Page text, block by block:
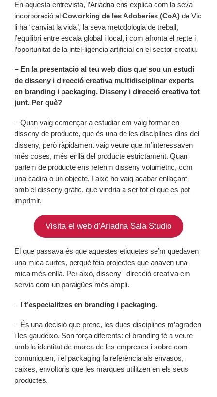
En aquesta entrevista, l’Ariadna ens explica com la seva
incorporació al Coworking de les Adoberies (CoA) de Vic
li ha “canviat la vida”, la seva metodologia de treball,
l’equilibri entre escala global i local, i com afronta el repte i
l’oportunitat de la intel·ligència artificial en el sector creatiu.
– En la presentació al teu web dius que sou un estudi
de disseny i direcció creativa multidisciplinar experts
en branding i packaging. Disseny i direcció creativa tot
junt. Per què?
– Quan vaig començar a estudiar em vaig formar en
disseny de producte, que és una de les disciplines dins del
disseny, però ràpidament vaig veure que m’interessaven
més coses, més enllà del producte estrictament. Quan
parlem de producte ens referim disseny volumètric, com
una cadira o un objecte. I això ho vaig acabar enllaçant
amb el disseny gràfic, que vindria a ser tot el que es pot
imprimir.
Visita el web d’Ariadna Sala Studio
El que passava és que aquestes etiquetes se’m quedaven
una mica curtes, perquè feia projectes que anaven una
mica més enllà. Per això, disseny i direcció creativa em
servia com un paraigües més ampli.
– I t’especialitzes en branding i packaging.
– És una decisió que prenc, les dues disciplines m’agraden
i les gaudeixo. Son força diferents: el branding té a veure
amb la identitat de marca de les empreses i sobre com
comuniquen, i el packaging fa referència als envasos,
caixes, envoltoris que les marques utilitzen en els seus
productes.